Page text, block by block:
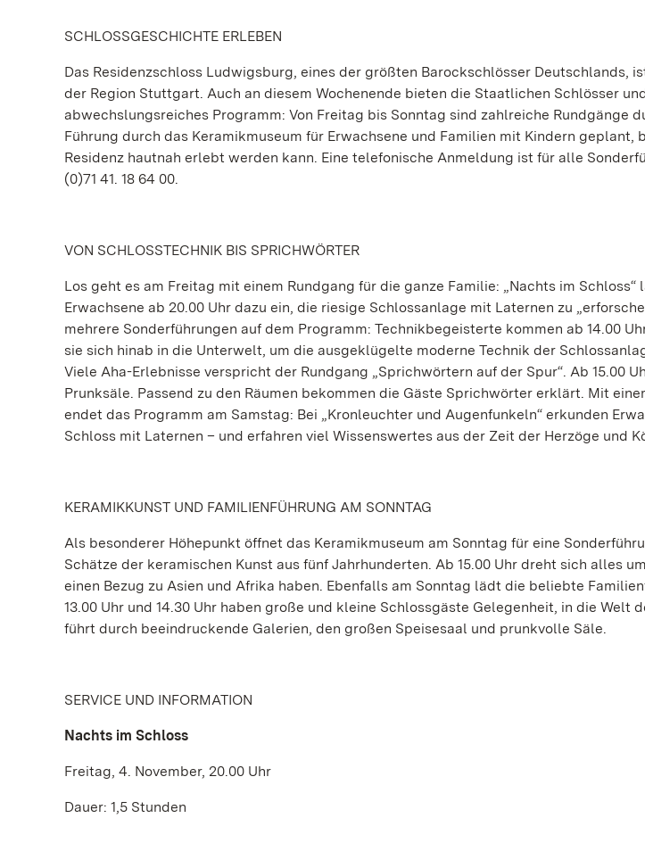
SCHLOSSGESCHICHTE ERLEBEN
Das Residenzschloss Ludwigsburg, eines der größten Barockschlösser Deutschlands,
der Region Stuttgart. Auch an diesem Wochenende bieten die Staatlichen Schlösser
abwechslungsreiches Programm: Von Freitag bis Sonntag sind zahlreiche Rundgänge
Führung durch das Keramikmuseum für Erwachsene und Familien mit Kindern geplant,
Residenz hautnah erlebt werden kann. Eine telefonische Anmeldung ist für alle
(0)71 41. 18 64 00.
VON SCHLOSSTECHNIK BIS SPRICHWÖRTER
Los geht es am Freitag mit einem Rundgang für die ganze Familie: „Nachts im
Erwachsene ab 20.00 Uhr dazu ein, die riesige Schlossanlage mit Laternen zu
mehrere Sonderführungen auf dem Programm: Technikbegeisterte kommen ab 14.00
sie sich hinab in die Unterwelt, um die ausgeklügelte moderne Technik der
Viele Aha-Erlebnisse verspricht der Rundgang „Sprichwörtern auf der Spur“. Ab 15.00
Prunksäle. Passend zu den Räumen bekommen die Gäste Sprichwörter erklärt. Mit
endet das Programm am Samstag: Bei „Kronleuchter und Augenfunkeln“ erkunden
Schloss mit Laternen – und erfahren viel Wissenswertes aus der Zeit der Herzöge und
KERAMIKKUNST UND FAMILIENFÜHRUNG AM SONNTAG
Als besonderer Höhepunkt öffnet das Keramikmuseum am Sonntag für eine
Schätze der keramischen Kunst aus fünf Jahrhunderten. Ab 15.00 Uhr dreht sich alles
einen Bezug zu Asien und Afrika haben. Ebenfalls am Sonntag lädt die beliebte
13.00 Uhr und 14.30 Uhr haben große und kleine Schlossgäste Gelegenheit, in die Welt
führt durch beeindruckende Galerien, den großen Speisesaal und prunkvolle Säle.
SERVICE UND INFORMATION
Nachts im Schloss
Freitag, 4. November, 20.00 Uhr
Dauer: 1,5 Stunden